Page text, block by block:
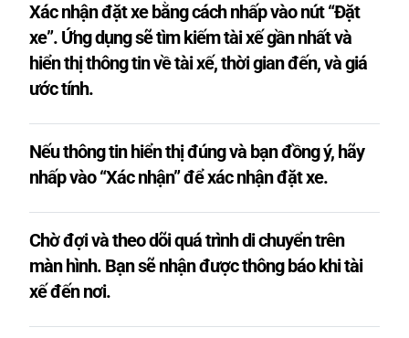
Xác nhận đặt xe bằng cách nhấp vào nút “Đặt
xe”. Ứng dụng sẽ tìm kiếm tài xế gần nhất và
hiển thị thông tin về tài xế, thời gian đến, và giá
ước tính.
Nếu thông tin hiển thị đúng và bạn đồng ý, hãy
nhấp vào “Xác nhận” để xác nhận đặt xe.
Chờ đợi và theo dõi quá trình di chuyển trên
màn hình. Bạn sẽ nhận được thông báo khi tài
xế đến nơi.